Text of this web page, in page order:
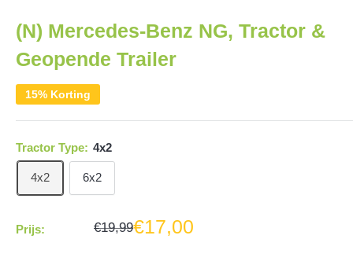
(N) Mercedes-Benz NG, Tractor &
Geopende Trailer
15% Korting
Tractor Type: 4x2
4x2 6x2
Prijs:
Normale
€19,99Aanbiedingsprijs
€17,00